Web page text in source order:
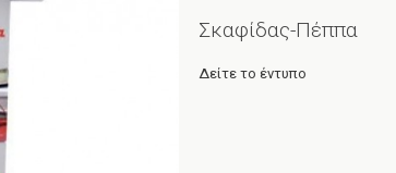
Σκαφίδας-Πέππα
Δείτε το έντυπο